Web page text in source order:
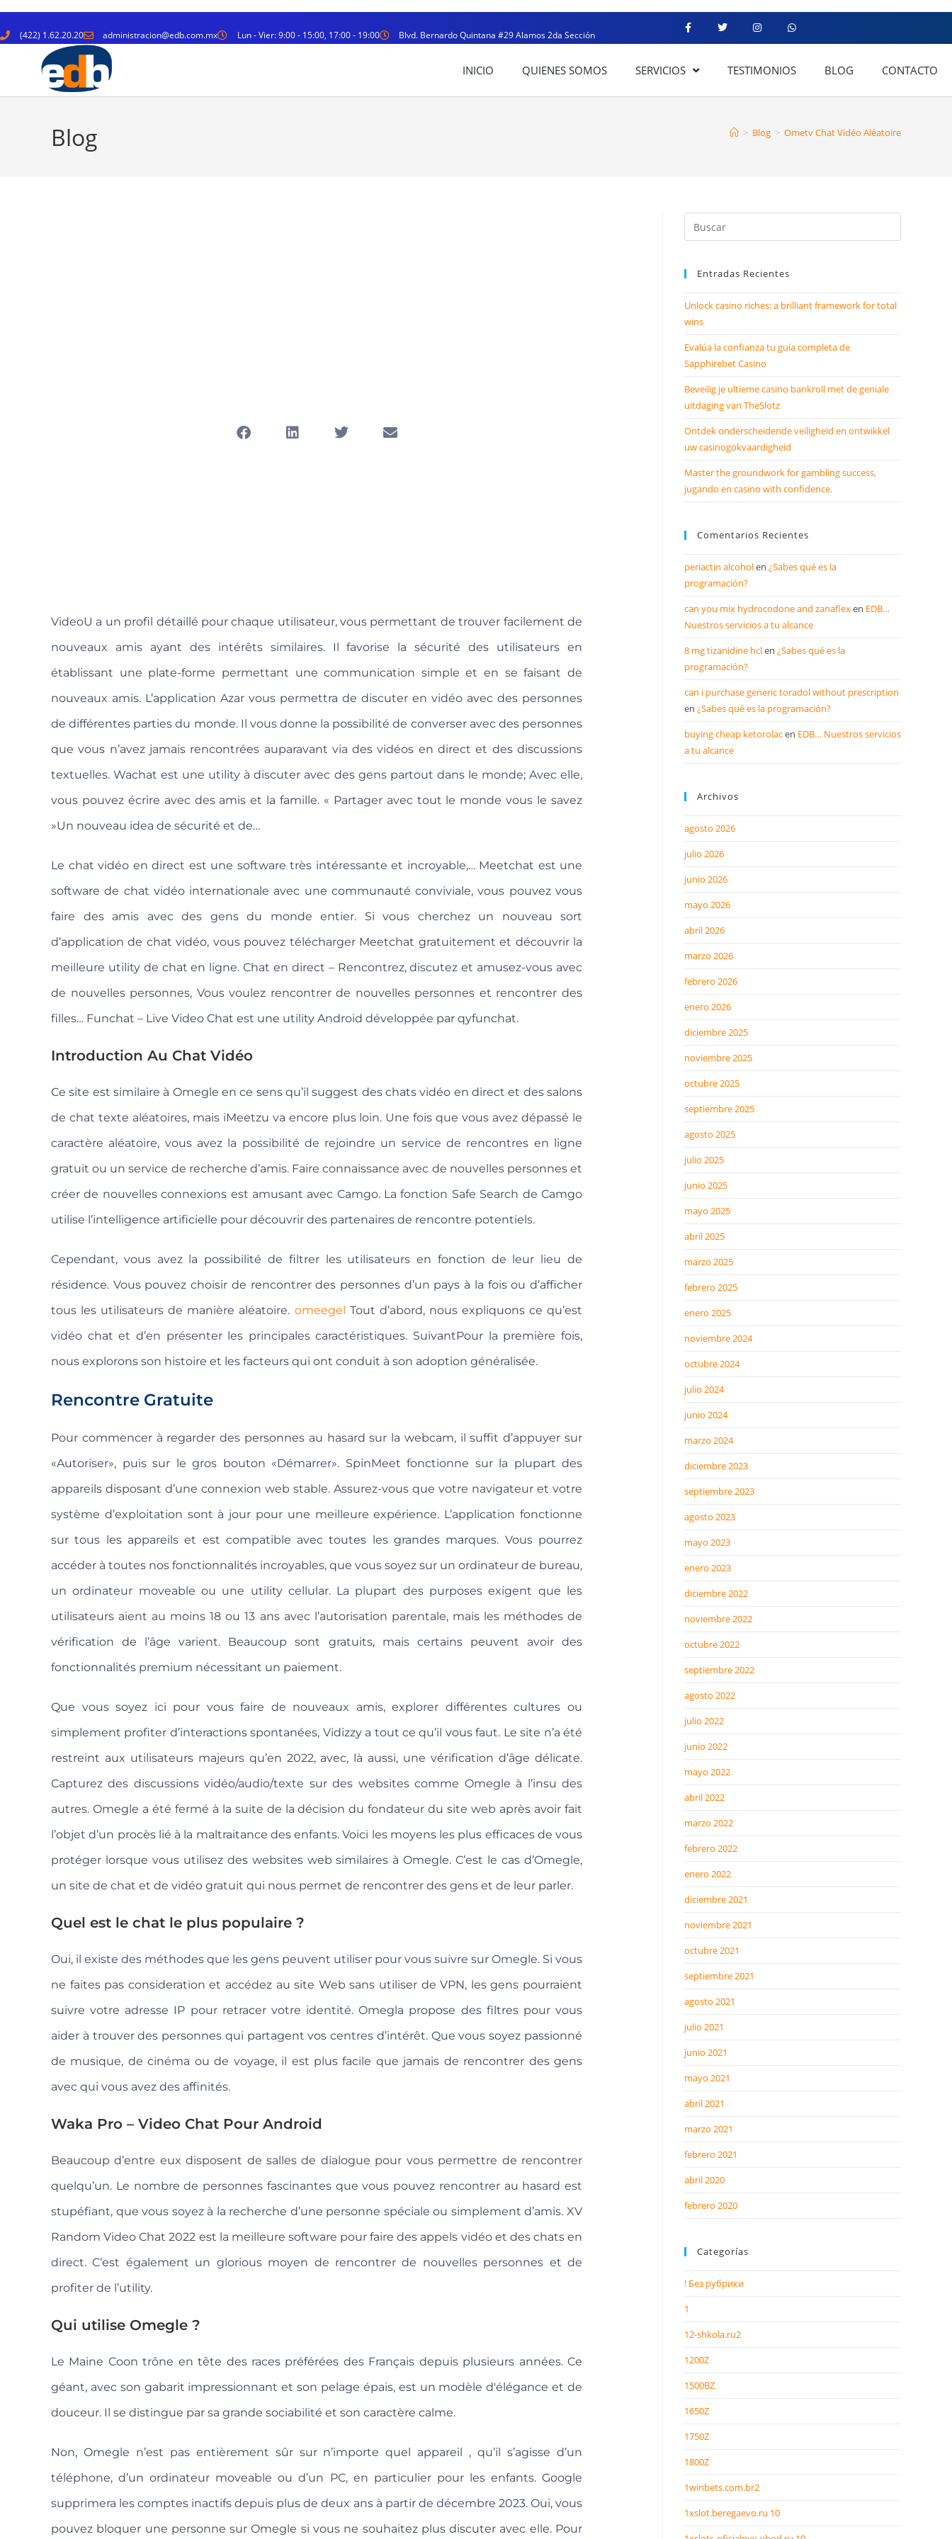
(422) 1.62.20.20 administracion@edb.com.mx Lun - Vier: 9:00 - 15:00, 17:00 - 19:00 Blvd. Bernardo Quintana #29 Alamos 2da Sección
INICIO QUIENES SOMOS SERVICIOS TESTIMONIOS BLOG CONTACTO
Blog > Blog > Ometv Chat Vidéo Aléatoire
VideoU a un profil détaillé pour chaque utilisateur, vous permettant de trouver facilement de
nouveaux amis ayant des intérêts similaires. Il favorise la sécurité des utilisateurs en
établissant une plate-forme permettant une communication simple et en se faisant de
nouveaux amis. L’application Azar vous permettra de discuter en vidéo avec des personnes
de différentes parties du monde. Il vous donne la possibilité de converser avec des personnes
que vous n’avez jamais rencontrées auparavant via des vidéos en direct et des discussions
textuelles. Wachat est une utility à discuter avec des gens partout dans le monde; Avec elle,
vous pouvez écrire avec des amis et la famille. « Partager avec tout le monde vous le savez
»Un nouveau idea de sécurité et de…
Le chat vidéo en direct est une software très intéressante et incroyable,… Meetchat est une
software de chat vidéo internationale avec une communauté conviviale, vous pouvez vous
faire des amis avec des gens du monde entier. Si vous cherchez un nouveau sort
d’application de chat vidéo, vous pouvez télécharger Meetchat gratuitement et découvrir la
meilleure utility de chat en ligne. Chat en direct – Rencontrez, discutez et amusez-vous avec
de nouvelles personnes, Vous voulez rencontrer de nouvelles personnes et rencontrer des
filles… Funchat – Live Video Chat est une utility Android développée par qyfunchat.
Introduction Au Chat Vidéo
Ce site est similaire à Omegle en ce sens qu’il suggest des chats vidéo en direct et des salons
de chat texte aléatoires, mais iMeetzu va encore plus loin. Une fois que vous avez dépassé le
caractère aléatoire, vous avez la possibilité de rejoindre un service de rencontres en ligne
gratuit ou un service de recherche d’amis. Faire connaissance avec de nouvelles personnes et
créer de nouvelles connexions est amusant avec Camgo. La fonction Safe Search de Camgo
utilise l’intelligence artificielle pour découvrir des partenaires de rencontre potentiels.
Cependant, vous avez la possibilité de filtrer les utilisateurs en fonction de leur lieu de
résidence. Vous pouvez choisir de rencontrer des personnes d’un pays à la fois ou d’afficher
tous les utilisateurs de manière aléatoire. omeegel Tout d’abord, nous expliquons ce qu’est
vidéo chat et d’en présenter les principales caractéristiques. SuivantPour la première fois,
nous explorons son histoire et les facteurs qui ont conduit à son adoption généralisée.
Rencontre Gratuite
Pour commencer à regarder des personnes au hasard sur la webcam, il suffit d’appuyer sur
«Autoriser», puis sur le gros bouton «Démarrer». SpinMeet fonctionne sur la plupart des
appareils disposant d’une connexion web stable. Assurez-vous que votre navigateur et votre
système d’exploitation sont à jour pour une meilleure expérience. L’application fonctionne
sur tous les appareils et est compatible avec toutes les grandes marques. Vous pourrez
accéder à toutes nos fonctionnalités incroyables, que vous soyez sur un ordinateur de bureau,
un ordinateur moveable ou une utility cellular. La plupart des purposes exigent que les
utilisateurs aient au moins 18 ou 13 ans avec l’autorisation parentale, mais les méthodes de
vérification de l’âge varient. Beaucoup sont gratuits, mais certains peuvent avoir des
fonctionnalités premium nécessitant un paiement.
Que vous soyez ici pour vous faire de nouveaux amis, explorer différentes cultures ou
simplement profiter d’interactions spontanées, Vidizzy a tout ce qu’il vous faut. Le site n’a été
restreint aux utilisateurs majeurs qu’en 2022, avec, là aussi, une vérification d’âge délicate.
Capturez des discussions vidéo/audio/texte sur des websites comme Omegle à l’insu des
autres. Omegle a été fermé à la suite de la décision du fondateur du site web après avoir fait
l’objet d’un procès lié à la maltraitance des enfants. Voici les moyens les plus efficaces de vous
protéger lorsque vous utilisez des websites web similaires à Omegle. C’est le cas d’Omegle,
un site de chat et de vidéo gratuit qui nous permet de rencontrer des gens et de leur parler.
Quel est le chat le plus populaire ?
Oui, il existe des méthodes que les gens peuvent utiliser pour vous suivre sur Omegle. Si vous
ne faites pas consideration et accédez au site Web sans utiliser de VPN, les gens pourraient
suivre votre adresse IP pour retracer votre identité. Omegla propose des filtres pour vous
aider à trouver des personnes qui partagent vos centres d’intérêt. Que vous soyez passionné
de musique, de cinéma ou de voyage, il est plus facile que jamais de rencontrer des gens
avec qui vous avez des affinités.
Waka Pro – Video Chat Pour Android
Beaucoup d’entre eux disposent de salles de dialogue pour vous permettre de rencontrer
quelqu’un. Le nombre de personnes fascinantes que vous pouvez rencontrer au hasard est
stupéfiant, que vous soyez à la recherche d’une personne spéciale ou simplement d’amis. XV
Random Video Chat 2022 est la meilleure software pour faire des appels vidéo et des chats en
direct. C’est également un glorious moyen de rencontrer de nouvelles personnes et de
profiter de l’utility.
Qui utilise Omegle ?
Le Maine Coon trône en tête des races préférées des Français depuis plusieurs années. Ce
géant, avec son gabarit impressionnant et son pelage épais, est un modèle d'élégance et de
douceur. Il se distingue par sa grande sociabilité et son caractère calme.
Non, Omegle n’est pas entièrement sûr sur n’importe quel appareil , qu’il s’agisse d’un
téléphone, d’un ordinateur moveable ou d’un PC, en particulier pour les enfants. Google
supprimera les comptes inactifs depuis plus de deux ans à partir de décembre 2023. Oui, vous
pouvez bloquer une personne sur Omegle si vous ne souhaitez plus discuter avec elle. Pour
Entradas Recientes
Unlock casino riches: a brilliant framework for total
wins
Evalúa la confianza tu guía completa de
Sapphirebet Casino
Beveilig je ultieme casino bankroll met de geniale
uitdaging van TheSlotz
Ontdek onderscheidende veiligheid en ontwikkel
uw casinogokvaardigheid
Master the groundwork for gambling success,
jugando en casino with confidence.
Comentarios Recientes
periactin alcoholen ¿Sabes qué es la
programación?
can you mix hydrocodone and zanaflexen EDB…
Nuestros servicios a tu alcance
8 mg tizanidine hclen ¿Sabes qué es la
programación?
can i purchase generic toradol without prescription
en ¿Sabes qué es la programación?
buying cheap ketorolacen EDB… Nuestros servicios
a tu alcance
Archivos
agosto 2026
julio 2026
junio 2026
mayo 2026
abril 2026
marzo 2026
febrero 2026
enero 2026
diciembre 2025
noviembre 2025
octubre 2025
septiembre 2025
agosto 2025
julio 2025
junio 2025
mayo 2025
abril 2025
marzo 2025
febrero 2025
enero 2025
noviembre 2024
octubre 2024
julio 2024
junio 2024
marzo 2024
diciembre 2023
septiembre 2023
agosto 2023
mayo 2023
enero 2023
diciembre 2022
noviembre 2022
octubre 2022
septiembre 2022
agosto 2022
julio 2022
junio 2022
mayo 2022
abril 2022
marzo 2022
febrero 2022
enero 2022
diciembre 2021
noviembre 2021
octubre 2021
septiembre 2021
agosto 2021
julio 2021
junio 2021
mayo 2021
abril 2021
marzo 2021
febrero 2021
abril 2020
febrero 2020
Categorías
! Без рубрики
1
12-shkola.ru2
1200Z
1500BZ
1650Z
1750Z
1800Z
1winbets.com.br2
1xslot.beregaevo.ru 10